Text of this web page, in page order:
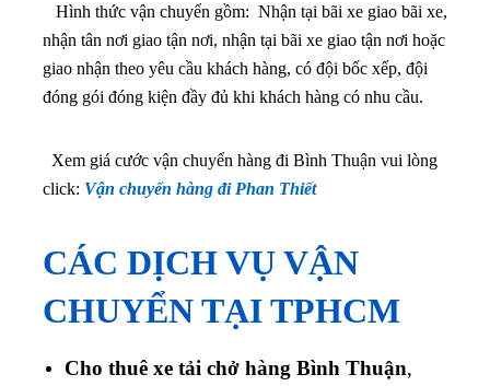
Hình thức vận chuyển gồm: Nhận tại bãi xe giao bãi xe,
nhận tân nơi giao tận nơi, nhận tại bãi xe giao tận nơi hoặc
giao nhận theo yêu cầu khách hàng, có đội bốc xếp, đội
đóng gói đóng kiện đầy đủ khi khách hàng có nhu cầu.
Xem giá cước vận chuyển hàng đi Bình Thuận vui lòng
click: Vận chuyển hàng đi Phan Thiết
CÁC DỊCH VỤ VẬN
CHUYỂN TẠI TPHCM
Cho thuê xe tải chở hàng Bình Thuận,